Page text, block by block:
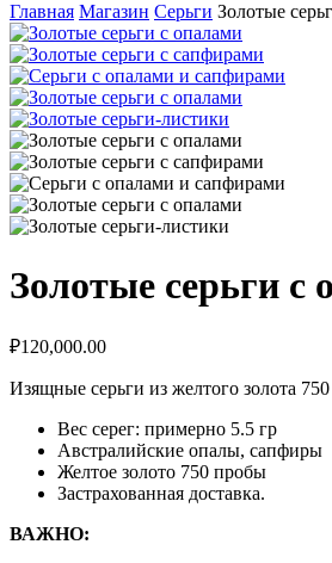
Главная Магазин Серьги Золотые
Золотые серьги
₽120,000.00
Изящные серьги из желтого золота
Вес серег: примерно 5.5 гр
Австралийские опалы, сапфиры
Желтое золото 750 пробы
Застрахованная доставка.
ВАЖНО: